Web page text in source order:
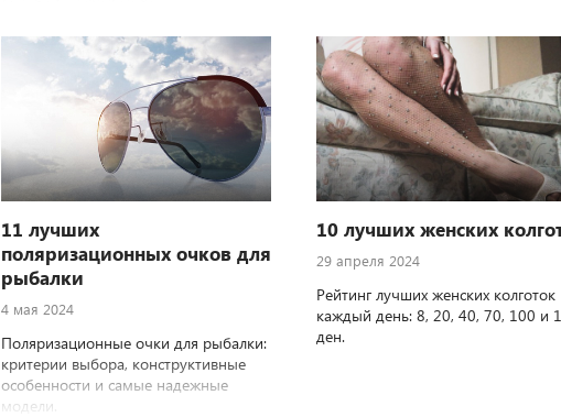
11 лучших
поляризационных очков для
рыбалки
4 мая 2024
Поляризационные очки для рыбалки:
критерии выбора, конструктивные
особенности и самые надежные
модели.
10 лучших женских
29 апреля 2024
Рейтинг лучших женских колготок
каждый день: 8, 20, 40, 70, 100 и
ден.